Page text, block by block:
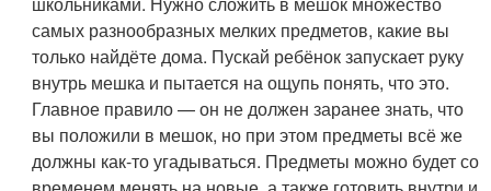
самых разнообразных мелких предметов, какие вы
только найдёте дома. Пускай ребёнок запускает руку
внутрь мешка и пытается на ощупь понять, что это.
Главное правило — он не должен заранее знать, что
вы положили в мешок, но при этом предметы всё же
должны как-то угадываться. Предметы можно будет со